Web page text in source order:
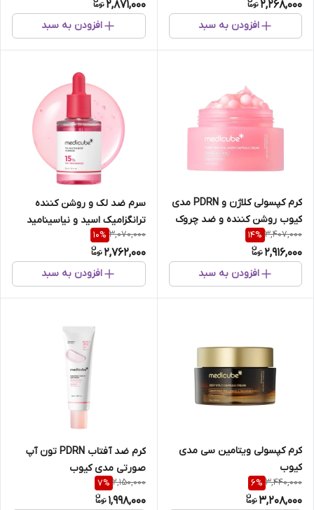
2,268,000
افزودن به سبد
2,871,000
افزودن به سبد
کرم کپسولی کلاژن و PDRN مدی
کیوب روشن کننده و ضد چروک
پوست
3,407,000
14%
2,916,000
افزودن به سبد
سرم ضد لک و روشن کننده
ترانگزامیک اسید و نیاسینامید
مدی کیوب
3,070,000
10%
2,762,000
افزودن به سبد
کرم کپسولی ویتامین سی مدی
کیوب
3,440,000
6%
3,208,000
کرم ضد آفتاب PDRN تون آپ
صورتی مدی کیوب
2,150,000
7%
1,998,000